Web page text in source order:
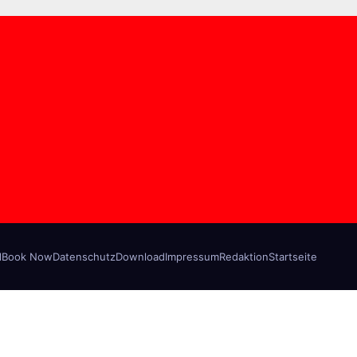
Book NowDatenschutzDownloadImpressumRedaktionStartseite